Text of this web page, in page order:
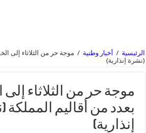
الرئيسية / أخبار وطنية / موجة حر من الثلاثاء إلى
(نشرة إنذارية)
موجة حر من الثلاثاء
بعدد من أقاليم المملكة
إنذارية)